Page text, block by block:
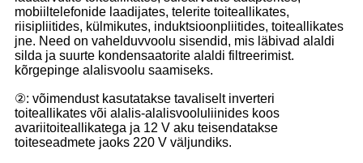
mobiiltelefonide laadijates, telerite toiteallikates,
riisipliitides, külmikutes, induktsioonpliitides, toiteallikates
jne. Need on vahelduvvoolu sisendid, mis läbivad alaldi
silda ja suurte kondensaatorite alaldi filtreerimist.
kõrgepinge alalisvoolu saamiseks.
②: võimendust kasutatakse tavaliselt inverteri
toiteallikates või alalis-alalisvooluliinides koos
avariitoiteallikatega ja 12 V aku teisendatakse
toiteseadmete jaoks 220 V väljundiks.